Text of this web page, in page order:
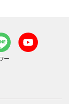
ー